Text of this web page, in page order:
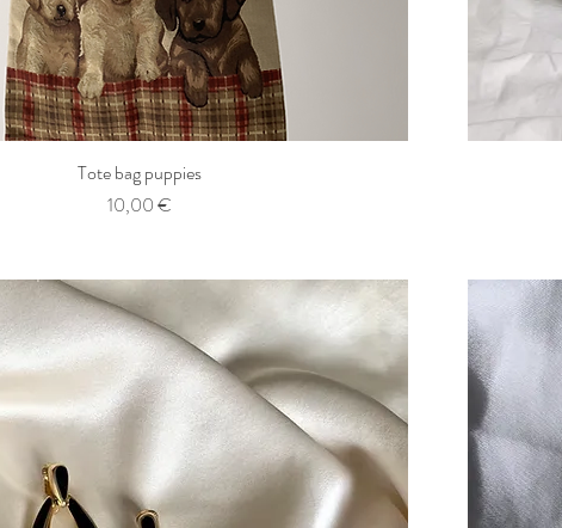
Aperçu rapide
Tote bag puppies
Prix
10,00 €